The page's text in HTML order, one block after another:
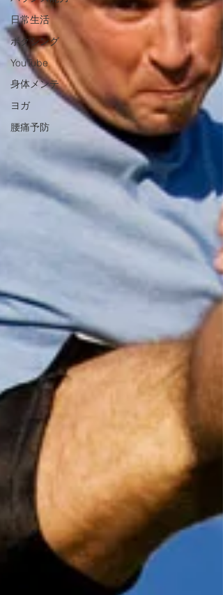
日常生活
ボクシング
YouTube
身体メンテ
ヨガ
腰痛予防